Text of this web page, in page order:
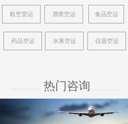
ꁹ 了解详情
航空货运
药品空运 仪器空运
水果空运
食品空运
酒类空运
热门咨询